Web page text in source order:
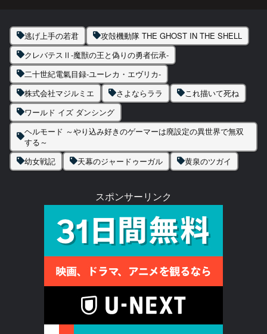
逃げ上手の若君
攻殻機動隊 THE GHOST IN THE SHELL
クレバテスⅡ-魔獣の王と偽りの勇者伝承-
二十世紀電氣目録-ユーレカ・エヴリカ-
株式会社マジルミエ
さよならララ
これ描いて死ね
ワールド イズ ダンシング
ヘルモード ～やり込み好きのゲーマーは廃設定の異世界で無双
する～
幼女戦記
天幕のジャードゥーガル 黄泉のツガイ
スポンサーリンク